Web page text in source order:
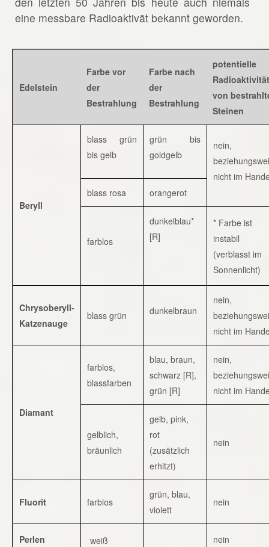
eine messbare Radioaktivät bekannt geworden.
Edelstein
Farbe vor
der
Bestrahlung
Farbe nach
der
Bestrahlung
potentielle
Radioaktivität
von
Steinen
Beryll
blass grün
bis gelb
grün bis
goldgelb
nein,
nicht im
blass rosa
orangerot
farblos
dunkelblau*
[R]
* Farbe ist
instabil
(verblasst im
Sonnenlicht)
Chrysoberyll-
Katzenauge
blass grün dunkelbraun
nein,
nicht im
Diamant
farblos,
blassfarben
blau, braun,
schwarz [R],
grün [R]
nein,
nicht im
gelblich,
bräunlich
gelb, pink,
rot
(zusätzlich
erhitzt)
nein
Fluorit farblos
grün, blau,
violett
nein
Perlen weiß nein